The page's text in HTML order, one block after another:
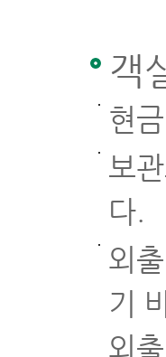
객
현
보
다.
외
기
외